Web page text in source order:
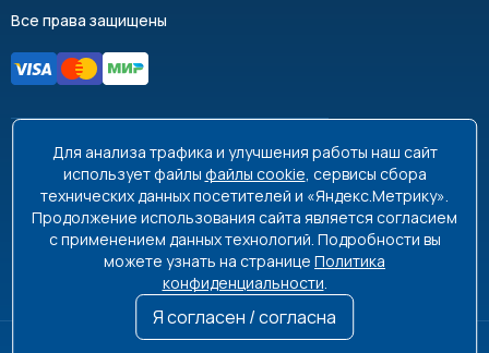
Все права защищены
8 495 663-99-48
8 800 350-99-08
info@poolplanet.ru
г. Москва, проспект Мира, д. 61
Пн-Пт 9:00-18:00 Сб-Вс выходной
Для анализа трафика и улучшения работы наш сайт
использует файлы файлы cookie, сервисы сбора
технических данных посетителей и «Яндекс.Метрику».
Продолжение использования сайта является согласием
с применением данных технологий. Подробности вы
можете узнать на странице Политика
конфиденциальности.
Я согласен / согласна